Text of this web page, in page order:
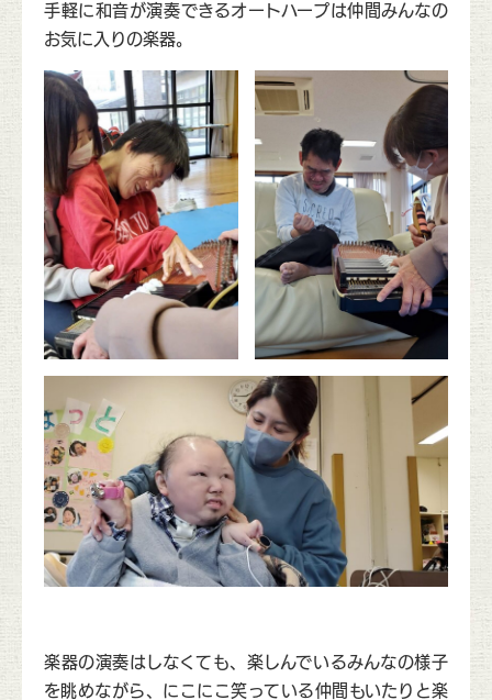
手軽に和音が演奏できるオートハープは仲間みんなの
お気に入りの楽器。
楽器の演奏はしなくても、楽しんでいるみんなの様子
を眺めながら、にこにこ笑っている仲間もいたりと楽